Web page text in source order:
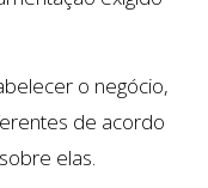
o negócio,
de acordo
elas.